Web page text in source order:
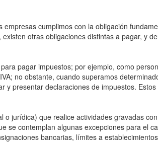
cumplimos con la obligación
otras obligaciones distintas a pagar, y
pagar impuestos; por ejemplo, como
no obstante, cuando superamos
y presentar declaraciones de impuestos.
o jurídica) que realice actividades gravadas
se contemplan algunas excepciones para el
bancarias, límites a